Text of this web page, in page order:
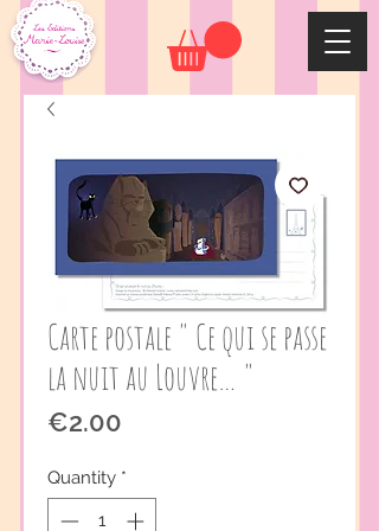
Carte postale " Ce qui se passe
la nuit au Louvre… "
€2.00
Quantity *